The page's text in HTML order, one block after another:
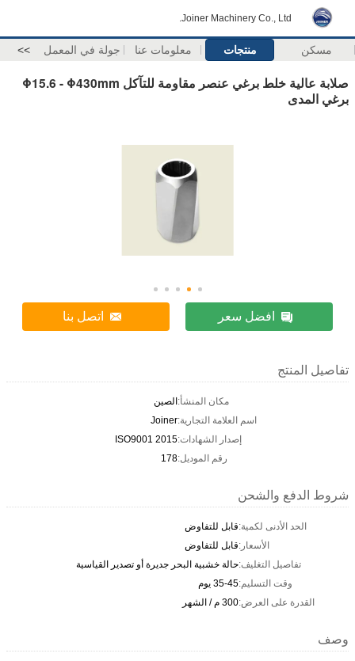
Joiner Machinery Co., Ltd.
مسكن منتجات معلومات عنا جولة في المعمل >>
صلابة عالية خلط برغي عنصر مقاومة للتآكل Φ15.6 - Φ430mm
برغي المدى
افضل سعر اتصل بنا
تفاصيل المنتج
مكان المنشأ:الصين
اسم العلامة التجارية:Joiner
إصدار الشهادات:ISO9001 2015
رقم الموديل:178
شروط الدفع والشحن
الحد الأدنى لكمية:قابل للتفاوض
الأسعار:قابل للتفاوض
تفاصيل التغليف:حالة خشبية البحر جديرة أو تصدير القياسية
وقت التسليم:35-45 يوم
القدرة على العرض:300 م / الشهر
وصف